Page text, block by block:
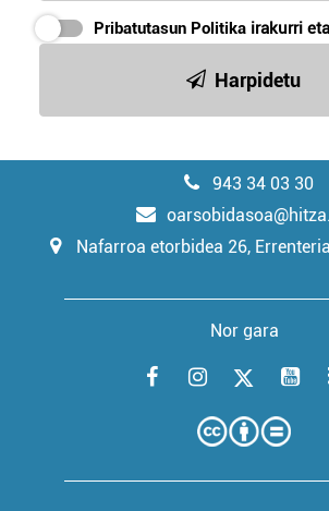
Pribatutasun Politika irakurri
Harpidetu
943 34 03 30
Nafarroa etorbidea 26,
Nor gara